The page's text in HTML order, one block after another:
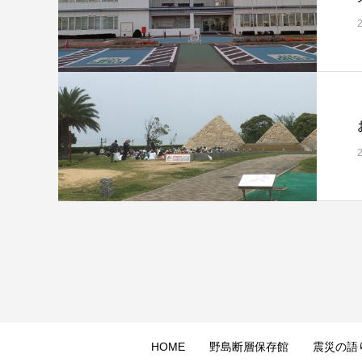
HOME 野島断層保存館 震災の語